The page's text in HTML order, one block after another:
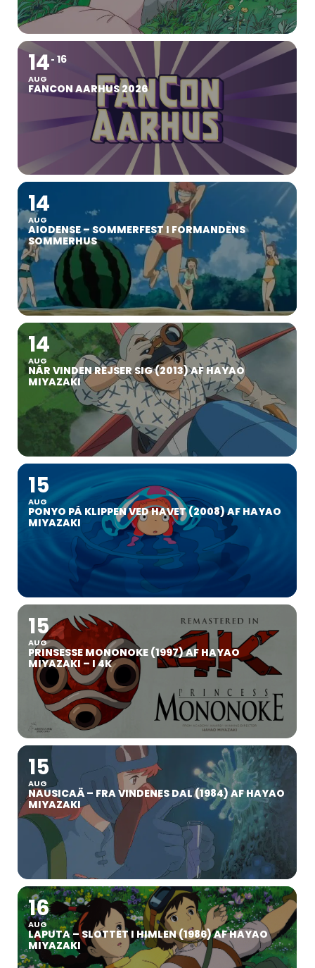
14
AUG
16
FANCON AARHUS 2026
14
AUG
AIODENSE – SOMMERFEST I FORMANDENS
SOMMERHUS
14
AUG
NÅR VINDEN REJSER SIG (2013) AF HAYAO
MIYAZAKI
15
AUG
PONYO PÅ KLIPPEN VED HAVET (2008) AF HAYAO
MIYAZAKI
15
AUG
PRINSESSE MONONOKE (1997) AF HAYAO
MIYAZAKI – I 4K
15
AUG
NAUSICAÄ – FRA VINDENES DAL (1984) AF HAYAO
MIYAZAKI
16
AUG
LAPUTA – SLOTTET I HIMLEN (1986) AF HAYAO
MIYAZAKI